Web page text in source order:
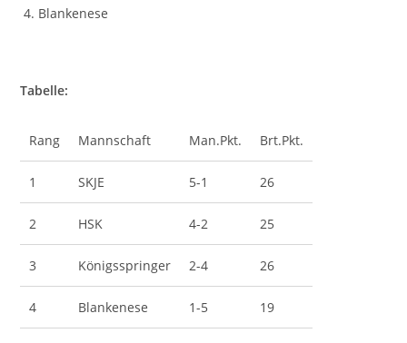
Blankenese
Tabelle:
Rang Mannschaft Man.Pkt. Brt.Pkt.
1 SKJE 5-1 26
2 HSK 4-2 25
3 Königsspringer 2-4 26
4 Blankenese 1-5 19